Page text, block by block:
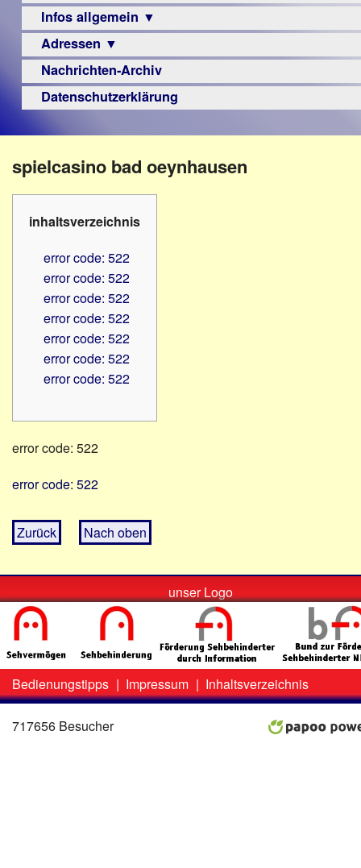
Archiv
Urteile
Infos allgemein ▼
Sehbehinderung
Frühförderung
Schule
–
Beruf
Hilfsmittel
-
PC
Adressen ▼
Augenoptiker
Berufsbildungswerke
Hörbüchereien
Reha-
Lehrer
Verbände
Nachrichten-Archiv
Datenschutzerklärung
spielcasino bad oeynhausen
inhaltsverzeichnis
error code: 522
error code: 522
error code: 522
error code: 522
error code: 522
error code: 522
error code: 522
error code: 522
error code: 522
Zurück Nach oben
unser Logo
Zweit-
Menü
Bedienungstipps | Impressum | Inhaltsverzeichnis
717656 Besucher